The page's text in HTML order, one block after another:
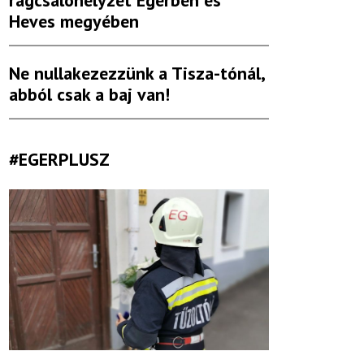
Heves megyében
Ne nullakezezzünk a Tisza-tónál,
abból csak a baj van!
#EGERPLUSZ